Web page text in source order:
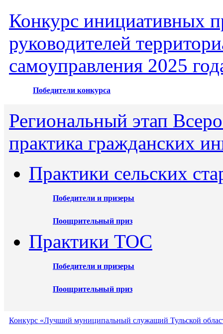
Конкурс инициативных
руководителей
самоуправления 2025
Победители конкурса
Региональный этап
практика гражданских
Практики сельских
Победители и призеры
Поощрительный приз
Практики ТОС
Победители и призеры
Поощрительный приз
Конкурс «Лучший муниципальный служащий Тульской